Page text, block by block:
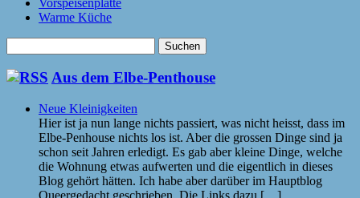
Warme Küche
nach:
Aus dem Elbe-Penthouse
Neue Kleinigkeiten
Hier ist ja nun lange nichts passiert, was nicht heisst, dass im
Elbe-Penhouse nichts los ist. Aber die grossen Dinge sind ja
schon seit Jahren erledigt. Es gab aber kleine Dinge, welche
die Wohnung etwas aufwerten und die eigentlich in dieses
Blog gehört hätten. Ich habe aber darüber im Hauptblog
Queergedacht geschrieben. Die Links dazu […]